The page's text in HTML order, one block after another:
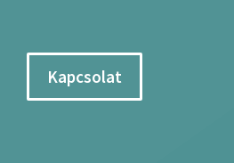
Kapcsolat